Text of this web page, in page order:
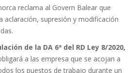
reclama al Govern Balear que
aclaración, supresión y modificación
de la DA 6ª del RD Ley 8/2020,
a las empresa que se acojan a
los puestos de trabajo durante un